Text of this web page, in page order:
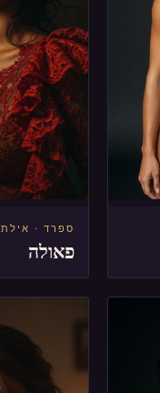
ספרד · אילת
פאולה